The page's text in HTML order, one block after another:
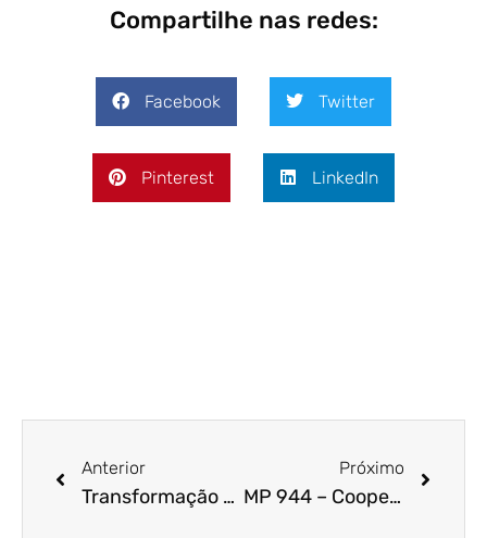
Compartilhe nas redes:
Facebook Twitter
Pinterest LinkedIn
Anterior
Transformação digital: tenha uma visão clara da sua empresa
Próximo
MP 944 – Cooperativas Prestadoras de Serviços podem contar com o Governo